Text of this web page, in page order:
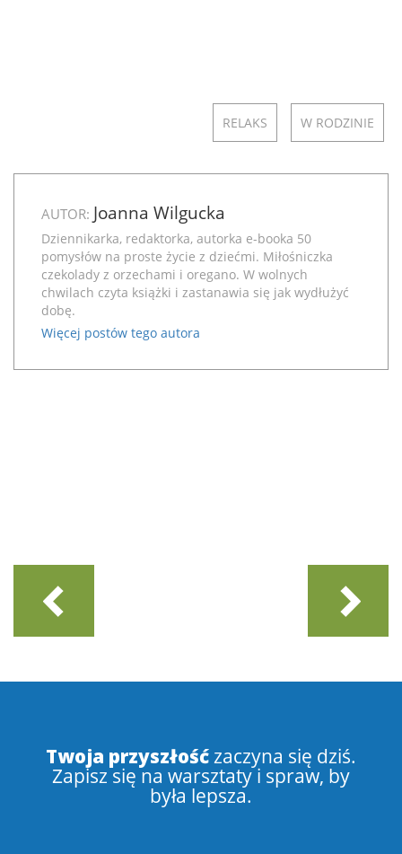
RELAKS W RODZINIE
AUTOR: Joanna Wilgucka
Dziennikarka, redaktorka, autorka e-booka 50
pomysłów na proste życie z dziećmi. Miłośniczka
czekolady z orzechami i oregano. W wolnych
chwilach czyta książki i zastanawia się jak wydłużyć
dobę.
Więcej postów tego autora
Twoja przyszłośćzaczyna się dziś.
Zapisz się na warsztaty i spraw, by
była lepsza.